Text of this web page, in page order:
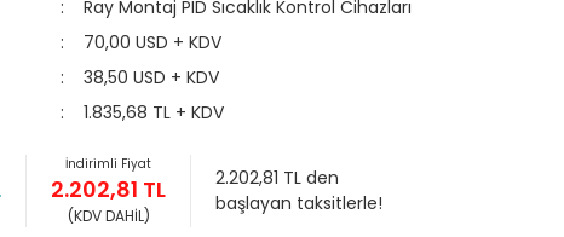
Ray Montaj PID Sıcaklık Kontrol Cihazları
70,00 USD + KDV
38,50 USD + KDV
1.835,68 TL + KDV
İndirimli Fiyat
2.202,81 TL
(KDV DAHİL)
2.202,81 TL den
başlayan taksitlerle!